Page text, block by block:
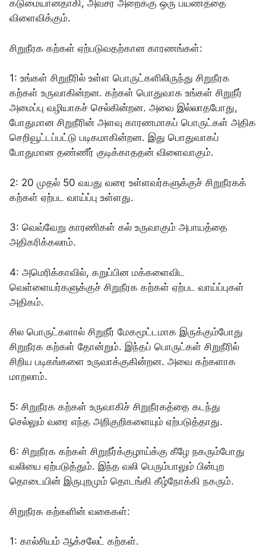
கடுமையானதாகி, அவசர அறைக்கு ஒரு பயணத்தை
விளைவிக்கும்.
சிறுநீரக கற்கள் ஏற்படுவதற்கான காரணங்கள்:
1: உங்கள் சிறுநீரில் உள்ள பொருட்களிலிருந்து சிறுநீரக
கற்கள் உருவாகின்றன. கற்கள் பொதுவாக உங்கள் சிறுநீர்
அமைப்பு வழியாகச் செல்கின்றன. அவை இல்லாதபோது,
போதுமான சிறுநீரின் அளவு காரணமாகப் பொருட்கள் அதிக
செறிவூட்டப்பட்டு படிகமாகின்றன. இது பொதுவாகப்
போதுமான தண்ணீர் குடிக்காததன் விளைவாகும்.
2: 20 முதல் 50 வயது வரை உள்ளவர்களுக்குச் சிறுநீரகக்
கற்கள் ஏற்பட வாய்ப்பு உள்ளது.
3: வெவ்வேறு காரணிகள் கல் உருவாகும் அபாயத்தை
அதிகரிக்கலாம்.
4: அமெரிக்காவில், கறுப்பின மக்களைவிட
வெள்ளையர்களுக்குச் சிறுநீரக கற்கள் ஏற்பட வாய்ப்புகள்
அதிகம்.
சில பொருட்களால் சிறுநீர் மேகமூட்டமாக இருக்கும்போது
சிறுநீரக கற்கள் தோன்றும். இந்தப் பொருட்கள் சிறுநீரில்
சிறிய படிகங்களை உருவாக்குகின்றன. அவை கற்களாக
மாறலாம்.
5: சிறுநீரக கற்கள் உருவாகிச் சிறுநீரகத்தை கடந்து
செல்லும் வரை எந்த அறிகுறிகளையும் ஏற்படுத்தாது.
6: சிறுநீரக கற்கள் சிறுநீர்க்குழாய்க்கு கீழே நகரும்போது
வலியை ஏற்படுத்தும். இந்த வலி பெரும்பாலும் பின்புற
தொடையின் இருபுறமும் தொடங்கி கீழ்நோக்கி நகரும்.
சிறுநீரக கற்களின் வகைகள்:
1: கால்சியம் ஆக்சலேட் கற்கள்.